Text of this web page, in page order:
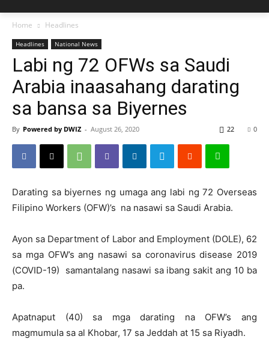
Home Headlines
Headlines National News
Labi ng 72 OFWs sa Saudi
Arabia inaasahang darating
sa bansa sa Biyernes
By Powered by DWIZ - August 26, 2020 0
22
Darating sa biyernes ng umaga ang labi ng 72 Overseas
Filipino Workers (OFW)’s na nasawi sa Saudi Arabia.
Ayon sa Department of Labor and Employment (DOLE), 62
sa mga OFW’s ang nasawi sa coronavirus disease 2019
(COVID-19) samantalang nasawi sa ibang sakit ang 10 ba
pa.
Apatnaput (40) sa mga darating na OFW’s ang
magmumula sa al Khobar, 17 sa Jeddah at 15 sa Riyadh.